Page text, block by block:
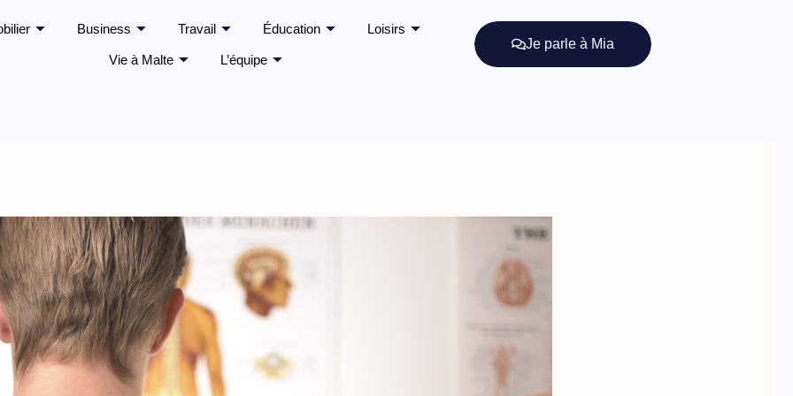
Business Travail Éducation Loisirs
Vie à Malte L’équipe
Je parle à Mia